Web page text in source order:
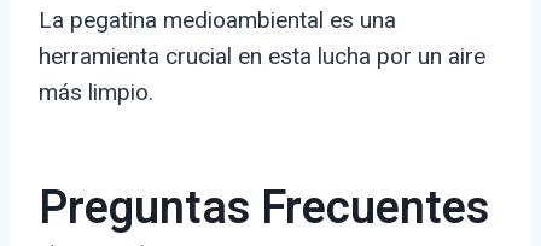
La pegatina medioambiental es una
herramienta crucial en esta lucha por un aire
más limpio.
Preguntas Frecuentes